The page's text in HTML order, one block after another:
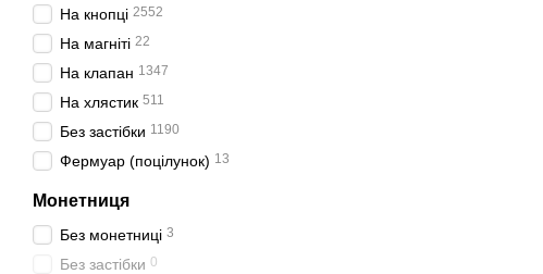
На кнопці 2552
На магніті 22
На клапан 1347
На хлястик 511
Без застібки 1190
Фермуар (поцілунок) 13
Монетниця
Без монетниці 3
Без застібки 0